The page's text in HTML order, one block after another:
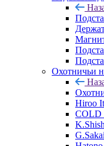
Охотничьи
Hiroo
COLD
G.Sakai